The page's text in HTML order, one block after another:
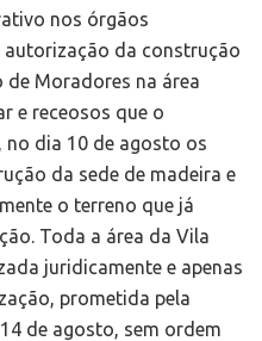
nos órgãos
da construção
de Moradores na área
e receosos que o
dia 10 de agosto os
da sede de madeira e
o terreno que já
Toda a área da Vila
juridicamente e apenas
prometida pela
de agosto, sem ordem